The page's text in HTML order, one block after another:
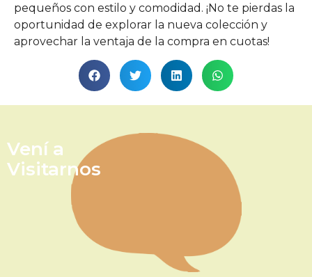
pequeños con estilo y comodidad. ¡No te pierdas la
oportunidad de explorar la nueva colección y
aprovechar la ventaja de la compra en cuotas!
Vení a
Visitarnos